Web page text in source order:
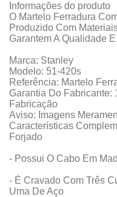
Informações do produto
O Martelo Ferradura
Produzido Com
Garantem A Qualidade
Marca: Stanley
Modelo: 51-420s
Referência: Martelo
Garantia Do Fabricante:
Fabricação
Aviso: Imagens
Características
Forjado
- Possui O Cabo Em
- É Cravado Com Três
Uma De Aço